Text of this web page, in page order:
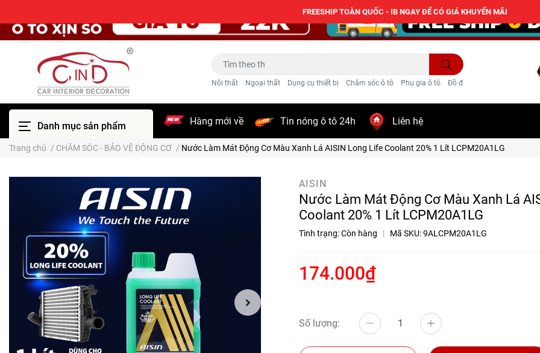
Nội thất Ngoại thất Dụng cụ thiết bị Chăm sóc ô tô Phụ gia ô tô Đồ điện ô tô
Danh mục sản phẩm Hàng mới về Tin nóng ô tô 24h Liên hệ
Trang chủ / CHĂM SÓC - BẢO VỆ ĐỘNG CƠ / Nước Làm Mát Động Cơ Màu Xanh Lá AISIN Long Life Coolant 20% 1 Lít LCPM20A1LG
AISIN
Nước Làm Mát Động Cơ Màu Xanh Lá
Coolant 20% 1 Lít LCPM20A1LG
Tình trạng:Còn hàng | Mã SKU:9ALCPM20A1LG
174.000₫
Số lượng:
FREESHIP TOÀN QUỐC - IB NGAY ĐỂ CÓ GIÁ KHUYẾN MÃI